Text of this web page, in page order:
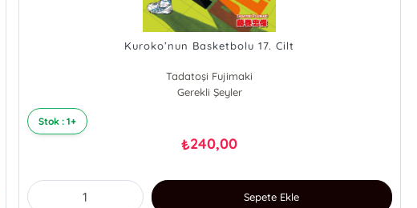
Kuroko’nun Basketbolu 17. Cilt
Tadatoşi Fujimaki
Gerekli Şeyler
Stok : 1+
₺240,00
Sepete Ekle